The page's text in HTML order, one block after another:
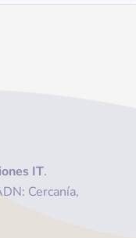
IT.
Cercanía,